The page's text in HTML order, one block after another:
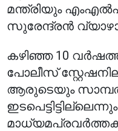
മന്ത്രിയും
സുരേന്ദ്രൻ
കഴിഞ്ഞ 10
പോലീസ്
ആരുടെയും